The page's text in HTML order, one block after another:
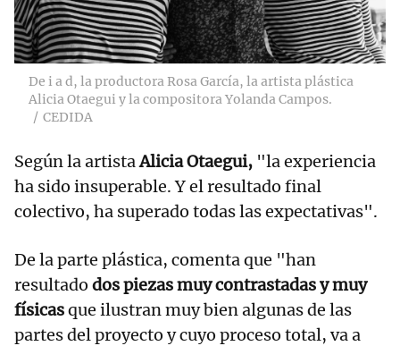
De i a d, la productora Rosa García, la artista plástica
Alicia Otaegui y la compositora Yolanda Campos.
CEDIDA
Según la artistaAlicia Otaegui, "la experiencia
ha sido insuperable. Y el resultado final
colectivo, ha superado todas las expectativas".
De la parte plástica, comenta que "han
resultado dos piezas muy contrastadas y muy
físicasque ilustran muy bien algunas de las
partes del proyecto y cuyo proceso total, va a